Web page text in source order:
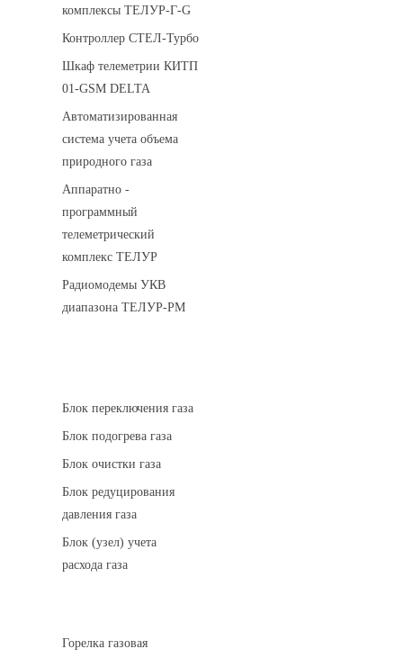
комплексы ТЕЛУР-Г-G
Контроллер СТЕЛ-Турбо
Шкаф телеметрии КИТП
01-GSM DELTA
Автоматизированная
система учета объема
природного газа
Аппаратно -
программный
телеметрический
комплекс ТЕЛУР
Радиомодемы УКВ
диапазона ТЕЛУР-РМ
Блок переключения газа
Блок подогрева газа
Блок очистки газа
Блок редуцирования
давления газа
Блок (узел) учета
расхода газа
Горелка газовая